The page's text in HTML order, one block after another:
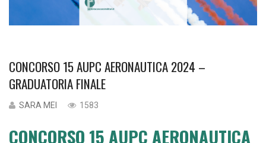
CONCORSO 15 AUPC AERONAUTICA 2024 –
GRADUATORIA FINALE
SARA MEI 1583
CONCORSO 15 AUPC AERONAUTICA